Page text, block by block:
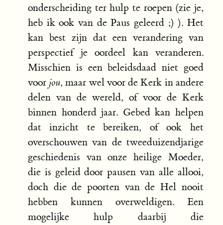
onderscheiding ter hulp te roepen (zie je,
heb ik ook van de Paus geleerd ;) ). Het
kan best zijn dat een verandering van
perspectief je oordeel kan veranderen.
Misschien is een beleidsdaad niet goed
voor jou, maar wel voor de Kerk in andere
delen van de wereld, of voor de Kerk
binnen honderd jaar. Gebed kan helpen
dat inzicht te bereiken, of ook het
overschouwen van de tweeduizendjarige
geschiedenis van onze heilige Moeder,
die is geleid door pausen van alle allooi,
doch die de poorten van de Hel nooit
hebben kunnen overweldigen. Een
mogelijke hulp daarbij die